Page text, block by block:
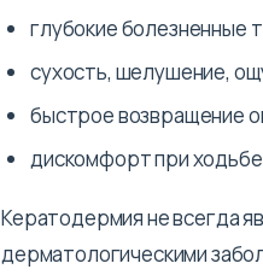
глубокие болезненные
сухость, шелушение,
быстрое возвращение
дискомфорт при
Кератодермия не всегда
дерматологическими